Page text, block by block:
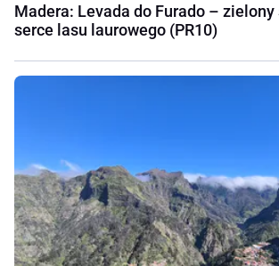
Madera: Levada do Furado –
serce lasu laurowego (PR10)